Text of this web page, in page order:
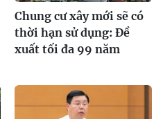
Chung cư xây mới sẽ có
thời hạn sử dụng: Đề
xuất tối đa 99 năm